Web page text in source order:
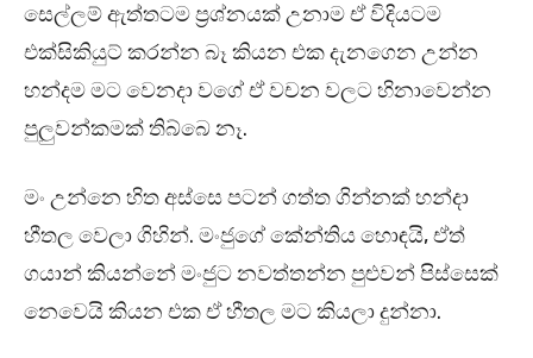
සෙල්ලම් ඇත්තටම ප්‍රශ්නයක් උනාම ඒ විදියටම
එක්සිකියුට් කරන්න බෑ කියන එක දැනගෙන උන්න
හන්දම මට වෙනදා වගේ ඒ වචන වලට හිනාවෙන්න
පුලුවන්කමක් තිබ්බෙ නෑ.
මං උන්නෙ හිත අස්සෙ පටන් ගත්ත ගින්නක් හන්දා
හීතල වෙලා ගිහින්. මංජුගේ කේන්තිය හොඳයි, ඒත්
ගයාන් කියන්නේ මංජුට නවත්තන්න පුළුවන් පිස්සෙක්
නෙවෙයි කියන එක ඒ හීතල මට කියලා දුන්නා.